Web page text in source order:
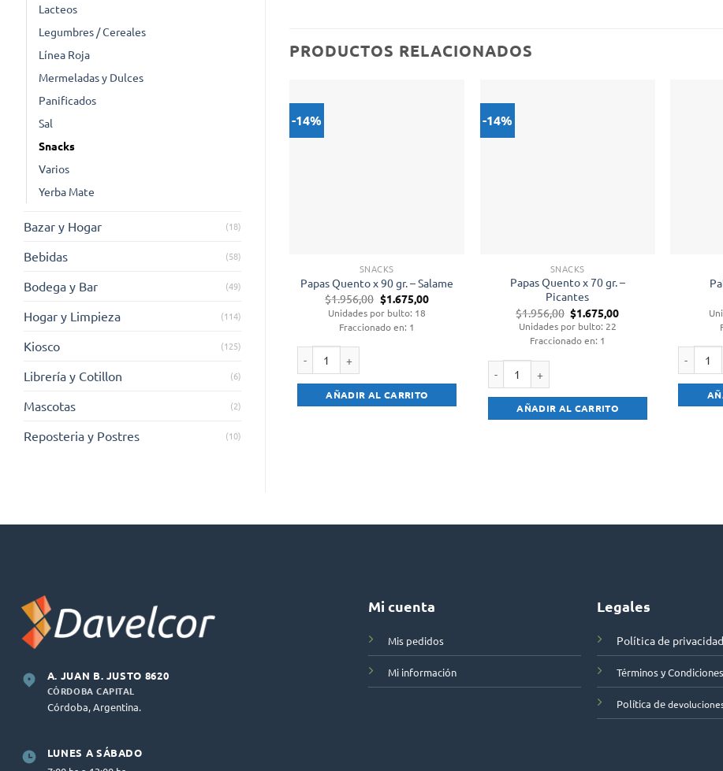
Lacteos
Legumbres / Cereales
Línea Roja
Mermeladas y Dulces
Panificados
Sal
Snacks
Varios
Yerba Mate
Bazar y Hogar (18)
Bebidas (58)
Bodega y Bar (49)
Hogar y Limpieza (114)
Kiosco (125)
Librería y Cotillon (6)
Mascotas (2)
Reposteria y Postres (10)
PRODUCTOS RELACIONADOS
-14%
SNACKS
Papas Quento x 90 gr. – Salame
$1.956,00 El
precio
original
era:
$1.675,00El
Unidades por bulto: 18
Fraccionado en: 1
AÑADIR AL CARRITO
-14%
SNACKS
Papas Quento x 70 gr. –
Picantes
$1.956,00 El
precio
original
era:
$1.675,00El
Unidades por bulto: 22
Fraccionado en: 1
Papas Quento x 70 gr. - Picantes cantidad
AÑADIR AL CARRITO
A. JUAN B. JUSTO 8620
CÓRDOBA CAPITAL
Córdoba, Argentina.
LUNES A SÁBADO
Mi cuenta
Mis pedidos
Mi información
Legales
Política de privacidad
Términos y Condiciones
Política de